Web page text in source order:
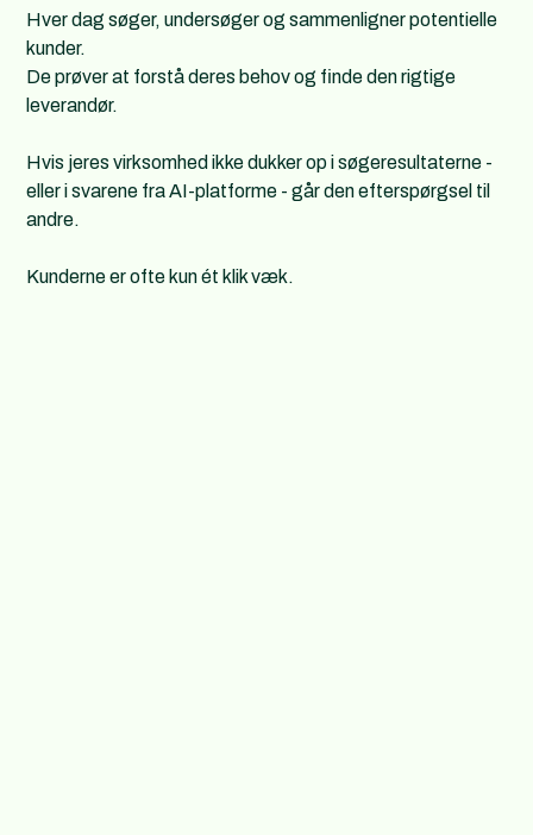
Hver dag søger, undersøger og sammenligner potentielle
kunder.
De prøver at forstå deres behov og finde den rigtige
leverandør.
Hvis jeres virksomhed ikke dukker op i søgeresultaterne -
eller i svarene fra AI-platforme - går den efterspørgsel til
andre.
Kunderne er ofte kun ét klik væk.